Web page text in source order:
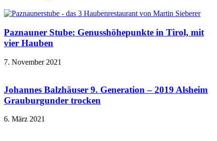
Paznauner Stube: Genusshöhepunkte in Tirol, mit
vier Hauben
7. November 2021
Johannes Balzhäuser 9. Generation – 2019 Alsheim
Grauburgunder trocken
6. März 2021